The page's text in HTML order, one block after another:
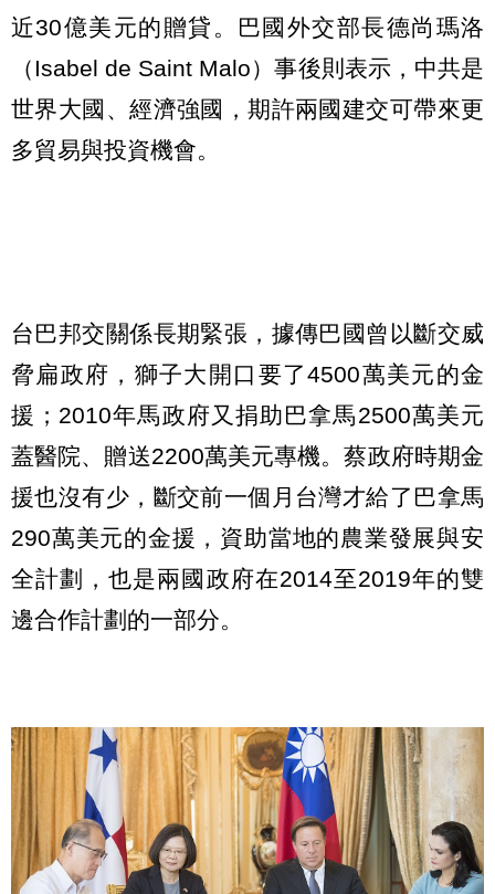
近30億美元的贈貸。巴國外交部長德尚瑪洛
（Isabel de Saint Malo）事後則表示，中共是
世界大國、經濟強國，期許兩國建交可帶來更
多貿易與投資機會。
台巴邦交關係長期緊張，據傳巴國曾以斷交威
脅扁政府，獅子大開口要了4500萬美元的金
援；2010年馬政府又捐助巴拿馬2500萬美元
蓋醫院、贈送2200萬美元專機。蔡政府時期金
援也沒有少，斷交前一個月台灣才給了巴拿馬
290萬美元的金援，資助當地的農業發展與安
全計劃，也是兩國政府在2014至2019年的雙
邊合作計劃的一部分。